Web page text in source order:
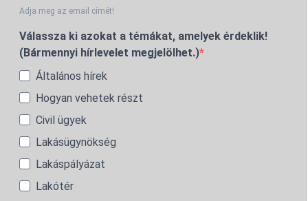
Adja meg az email címét!
Válassza ki azokat a témákat, amelyek érdeklik!
(Bármennyi hírlevelet megjelölhet.)
Általános hírek
Hogyan vehetek részt
Civil ügyek
Lakásügynökség
Lakáspályázat
Lakótér